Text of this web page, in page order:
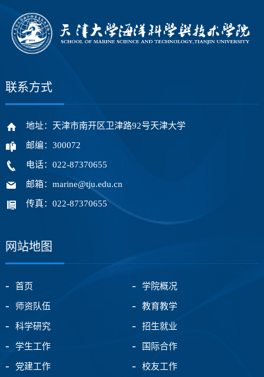
联系方式
地址：天津市南开区卫津路92号天津大学
邮编：300072
电话：022-87370655
邮箱：marine@tju.edu.cn
传真：022-87370655
网站地图
首页 学院概况
师资队伍 教育教学
科学研究 招生就业
学生工作 国际合作
党建工作 校友工作